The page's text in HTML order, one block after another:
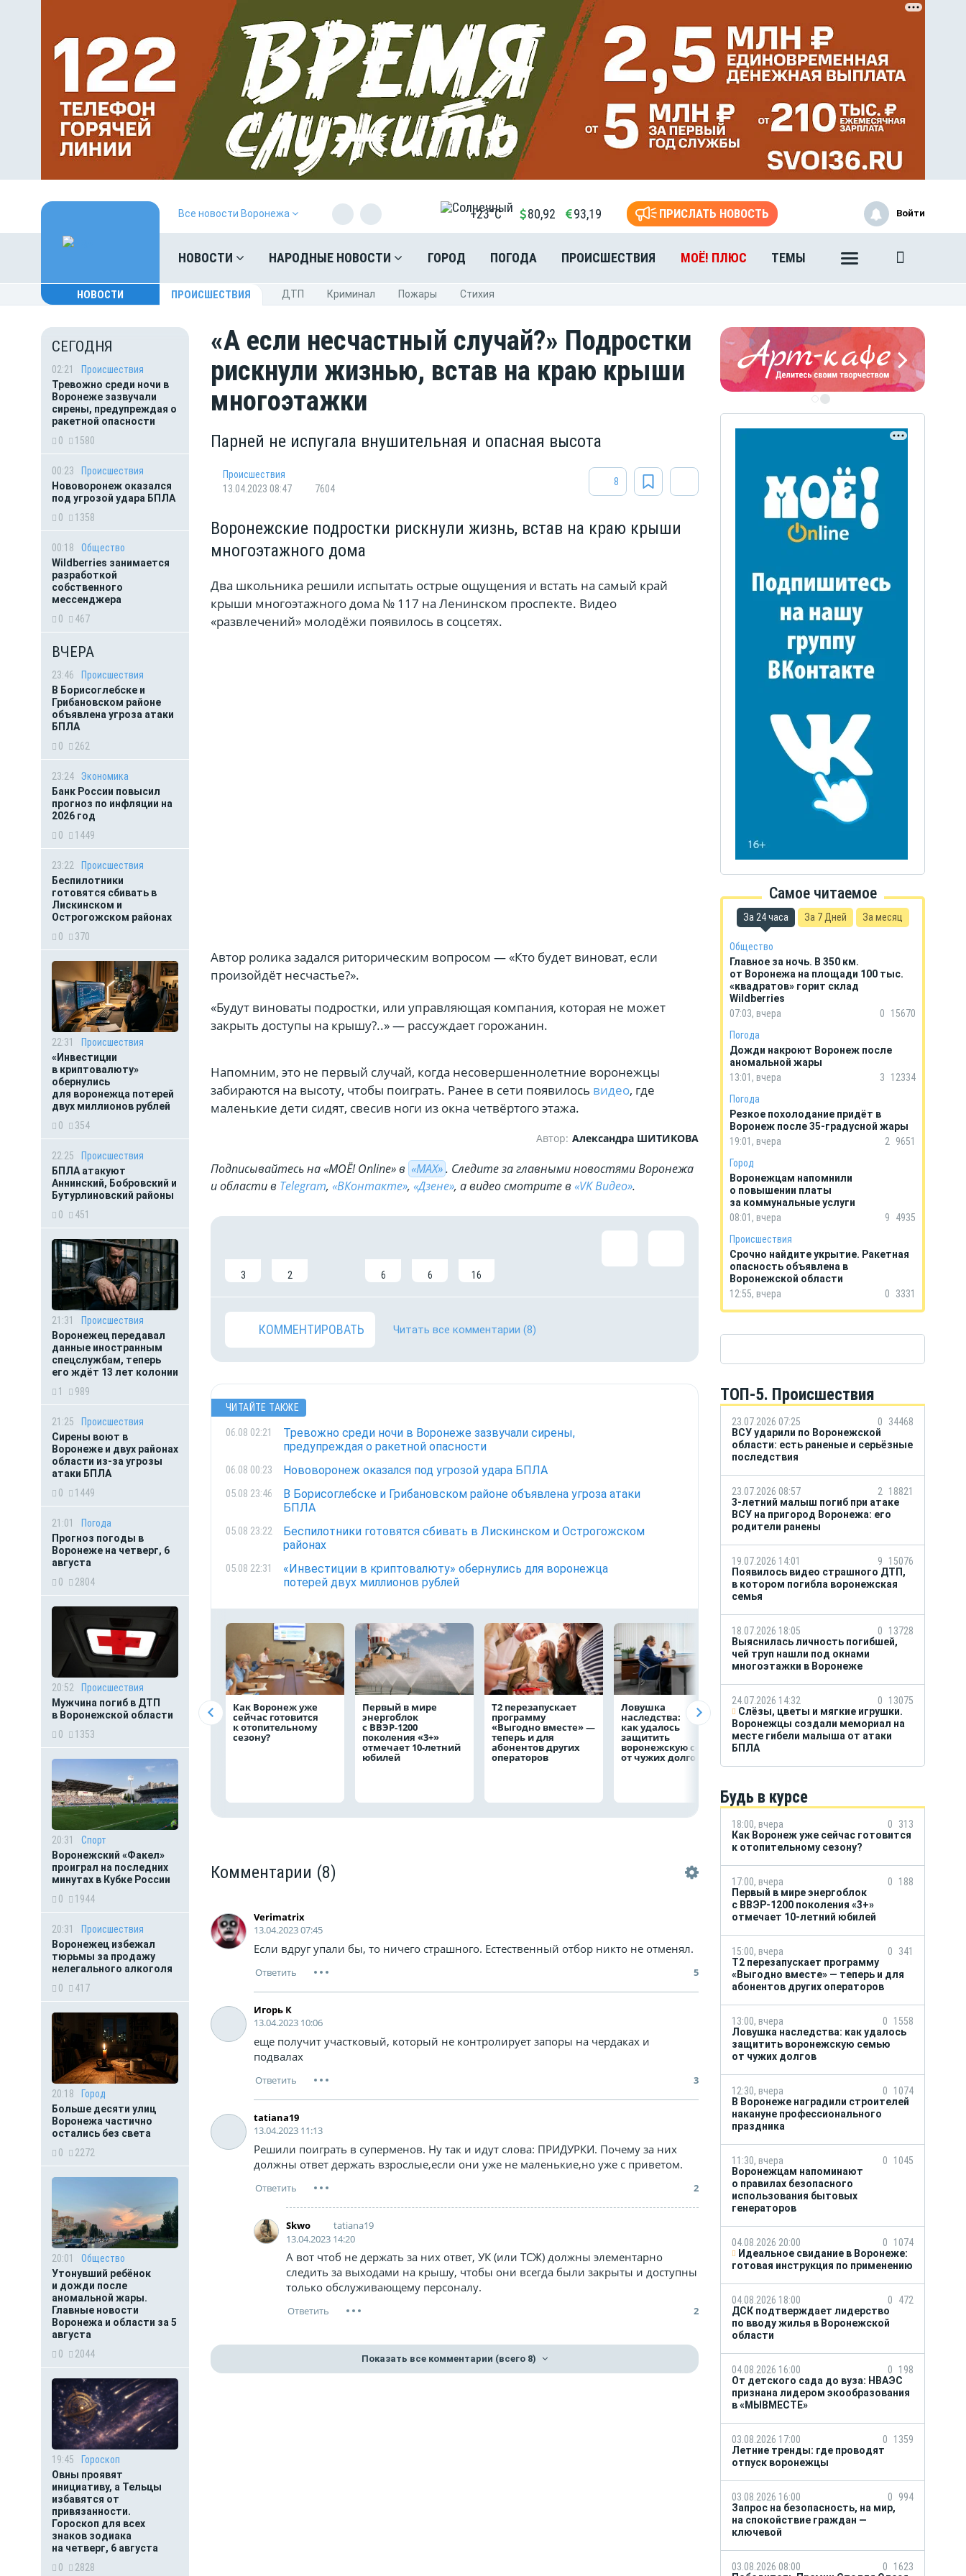
Все новости Воронежа +23°C 80,92 93,19 ПРИСЛАТЬ НОВОСТЬ
НОВОСТИ НАРОДНЫЕ НОВОСТИ ГОРОД ПОГОДА ПРОИСШЕСТВИЯ МОЁ! ПЛЮС ТЕМЫ
Войти
НОВОСТИ ПРОИСШЕСТВИЯ ДТП Криминал Пожары Стихия
СЕГОДНЯ
02:21
Происшествия
Тревожно среди ночи в
Воронеже зазвучали
сирены, предупреждая о
ракетной опасности
0
1580
00:23
Происшествия
Нововоронеж оказался
под угрозой удара БПЛА
0
1358
00:18
Общество
Wildberries занимается
разработкой
собственного
мессенджера
0
467
ВЧЕРА
23:46
Происшествия
В Борисоглебске и
Грибановском районе
объявлена угроза атаки
БПЛА
0
262
23:24
Экономика
Банк России повысил
прогноз по инфляции на
2026 год
0
1449
23:22
Происшествия
Беспилотники
готовятся сбивать в
Лискинском и
Острогожском районах
0
370
22:31
Происшествия
«Инвестиции
в криптовалюту»
обернулись
для воронежца потерей
двух миллионов рублей
0
354
22:25
Происшествия
БПЛА атакуют
Аннинский, Бобровский и
Бутурлиновский районы
0
451
21:31
Происшествия
Воронежец передавал
данные иностранным
спецслужбам, теперь
его ждёт 13 лет колонии
1
989
21:25
Происшествия
Сирены воют в
Воронеже и двух районах
области из-за угрозы
атаки БПЛА
0
1449
21:01
Погода
Прогноз погоды в
Воронеже на четверг, 6
августа
0
2804
20:52
Происшествия
Мужчина погиб в ДТП
в Воронежской области
0
1353
20:31
Спорт
Воронежский «Факел»
проиграл на последних
минутах в Кубке России
0
1944
20:31
Происшествия
Воронежец избежал
тюрьмы за продажу
нелегального алкоголя
0
417
20:18
Город
Больше десяти улиц
Воронежа частично
остались без света
0
2272
20:01
Общество
Утонувший ребёнок
и дожди после
аномальной жары.
Главные новости
Воронежа и области за 5
августа
0
2044
19:45
Гороскоп
Овны проявят
инициативу, а Тельцы
избавятся от
привязанности.
Гороскоп для всех
знаков зодиака
на четверг, 6 августа
0
2828
«А если несчастный случай?» Подростки
рискнули жизнью, встав на краю крыши
многоэтажки
Парней не испугала внушительная и опасная высота
Происшествия
13.04.2023 08:47
7604
8
Воронежские подростки рискнули жизнь, встав на краю крыши
многоэтажного дома
Два школьника решили испытать острые ощущения и встать на самый край
крыши многоэтажного дома № 117 на Ленинском проспекте. Видео
«развлечений» молодёжи появилось в соцсетях.
Автор ролика задался риторическим вопросом — «Кто будет виноват, если
произойдёт несчастье?».
«Будут виноваты подростки, или управляющая компания, которая не может
закрыть доступы на крышу?..» — рассуждает горожанин.
Напомним, это не первый случай, когда несовершеннолетние воронежцы
забираются на высоту, чтобы поиграть. Ранее в сети появилось видео, где
маленькие дети сидят, свесив ноги из окна четвёртого этажа.
Автор: Александра ШИТИКОВА
Подписывайтесь на «МОЁ! Online» в «МАХ». Cледите за главными новостями Воронежа
и области в Telegram, «ВКонтакте», «Дзене», а видео смотрите в «VK Видео».
3 2 6 6 16
КОММЕНТИРОВАТЬ Читать все комментарии (8)
ЧИТАЙТЕ ТАКЖЕ
06.08 02:21
Тревожно среди ночи в Воронеже зазвучали сирены,
предупреждая о ракетной опасности
06.08 00:23 Нововоронеж оказался под угрозой удара БПЛА
05.08 23:46
В Борисоглебске и Грибановском районе объявлена угроза атаки
БПЛА
05.08 23:22
Беспилотники готовятся сбивать в Лискинском и Острогожском
районах
05.08 22:31
«Инвестиции в криптовалюту» обернулись для воронежца
потерей двух миллионов рублей
Как Воронеж уже
сейчас готовится
к отопительному
сезону?
Первый в мире
энергоблок
с ВВЭР-1200
поколения «3+»
отмечает 10-летний
юбилей
Т2 перезапускает
программу
«Выгодно вместе» —
теперь и для
абонентов других
операторов
Ловушка
наследства:
как удалось
защитить
воронежскую семью
от чужих долгов
В Воронеже
наградили
строителей
накануне
профессионального
Воронежцам
напоминают
о правилах
безопасного
генераторов
Комментарии (8)
Verimatrix
13.04.2023 07:45
Если вдруг упали бы, то ничего страшного. Естественный отбор никто не отменял.
5
Игорь К
13.04.2023 10:06
еще получит участковый, который не контролирует запоры на чердаках и
подвалах
3
tatiana19
13.04.2023 11:13
Решили поиграть в суперменов. Ну так и идут слова: ПРИДУРКИ. Почему за них
должны ответ держать взрослые,если они уже не маленькие,но уже с приветом.
2
Skwo
tatiana19
13.04.2023 14:20
А вот чтоб не держать за них ответ, УК (или ТСЖ) должны элементарно
следить за выходами на крышу, чтобы они всегда были закрыты и доступны
только обслуживающему персоналу.
2
Показать все комментарии (всего 8)
Книга памяти воронежских
воинов-интернационалистов
ЭТО БЫЛО В
воинов-интернационалистов
ЭТО БЫЛО В
Книга памяти воронежских
Самое читаемое
За 24 часа За 7 Дней За месяц
Общество
Главное за ночь. В 350 км.
от Воронежа на площади 100 тыс.
«квадратов» горит склад
Wildberries
07:03, вчера
0
15670
Погода
Дожди накроют Воронеж после
аномальной жары
13:01, вчера
3
12334
Погода
Резкое похолодание придёт в
Воронеж после 35-градусной жары
19:01, вчера
2
9651
Город
Воронежцам напомнили
о повышении платы
за коммунальные услуги
08:01, вчера
9
4935
Происшествия
Срочно найдите укрытие. Ракетная
опасность объявлена в
Воронежской области
12:55, вчера
0 3331
ТОП-5. Происшествия
23.07.2026 07:25 0
34468
ВСУ ударили по Воронежской
области: есть раненые и серьёзные
последствия
23.07.2026 08:57 2
18821
3-летний малыш погиб при атаке
ВСУ на пригород Воронежа: его
родители ранены
19.07.2026 14:01 9
15076
Появилось видео страшного ДТП,
в котором погибла воронежская
семья
18.07.2026 18:05 0
13728
Выяснилась личность погибшей,
чей труп нашли под окнами
многоэтажки в Воронеже
24.07.2026 14:32 0
13075
Слёзы, цветы и мягкие игрушки.
Воронежцы создали мемориал на
месте гибели малыша от атаки
БПЛА
Будь в курсе
18:00, вчера 0
313
Как Воронеж уже сейчас готовится
к отопительному сезону?
17:00, вчера 0
188
Первый в мире энергоблок
с ВВЭР-1200 поколения «3+»
отмечает 10-летний юбилей
15:00, вчера 0
341
Т2 перезапускает программу
«Выгодно вместе» — теперь и для
абонентов других операторов
13:00, вчера 0
1558
Ловушка наследства: как удалось
защитить воронежскую семью
от чужих долгов
12:30, вчера 0
1074
В Воронеже наградили строителей
накануне профессионального
праздника
11:30, вчера 0
1045
Воронежцам напоминают
о правилах безопасного
использования бытовых
генераторов
04.08.2026 20:00 0
1074
Идеальное свидание в Воронеже:
готовая инструкция по применению
04.08.2026 18:00 0
472
ДСК подтверждает лидерство
по вводу жилья в Воронежской
области
04.08.2026 16:00 0
198
От детского сада до вуза: НВАЭС
признана лидером экообразования
в «МЫВМЕСТЕ»
03.08.2026 17:00 0
1359
Летние тренды: где проводят
отпуск воронежцы
03.08.2026 16:00 0
994
Запрос на безопасность, на мир,
на спокойствие граждан —
ключевой
03.08.2026 08:00 0
1623